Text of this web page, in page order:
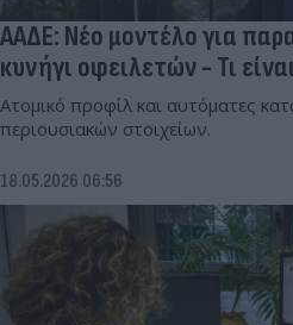
ΑΑΔΕ: Νέο μοντέλο για
κυνήγι οφειλετών - Τι
Ατομικό προφίλ και αυτόματες
περιουσιακών στοιχείων.
18.05.2026 06:56